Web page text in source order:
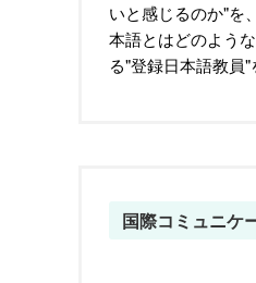
いと感じるのか"を
本語とはどのよう
る"登録日本語教員"
国際コミュニケ